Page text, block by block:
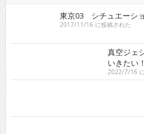
東京03 シチュエーシ
2017/11/16 に投稿された
真空ジェシカ 『死ぬま
2022/7/16 に投稿された
ロザン クイズ番組で
有野晋哉 ゲーム・ア